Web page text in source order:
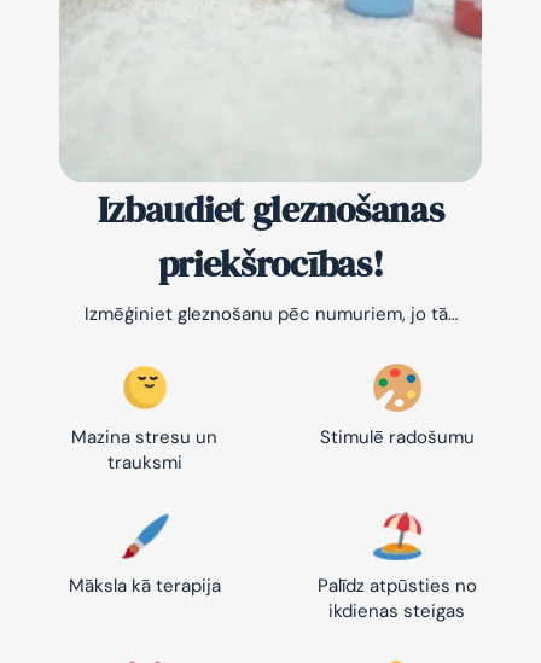
Izbaudiet gleznošanas
priekšrocības!
Izmēģiniet gleznošanu pēc numuriem, jo tā…
Mazina stresu un
trauksmi
Stimulē radošumu
Māksla kā terapija
Palīdz atpūsties no
ikdienas steigas